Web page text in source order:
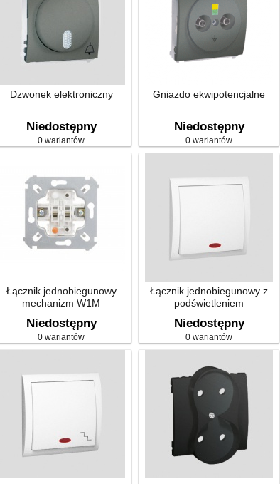
Dzwonek elektroniczny
Niedostępny
0 wariantów
Gniazdo ekwipotencjalne
Niedostępny
0 wariantów
Łącznik jednobiegunowy
mechanizm W1M
Niedostępny
0 wariantów
Łącznik jednobiegunowy z
podświetleniem
Niedostępny
0 wariantów